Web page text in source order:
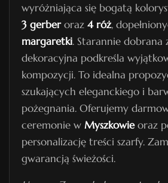
r
z
e
b
o
w
a
N
r
7
wyróżniająca się bogatą
3 gerberoraz 4 róż,
margaretki. Starannie dobrana
dekoracyjna podkreśla
kompozycji. To idealna
szukających eleganckiego i
pożegnania. Oferujemy
ceremonie w Myszkowieoraz
personalizację treści szarfy.
gwarancją świeżości.